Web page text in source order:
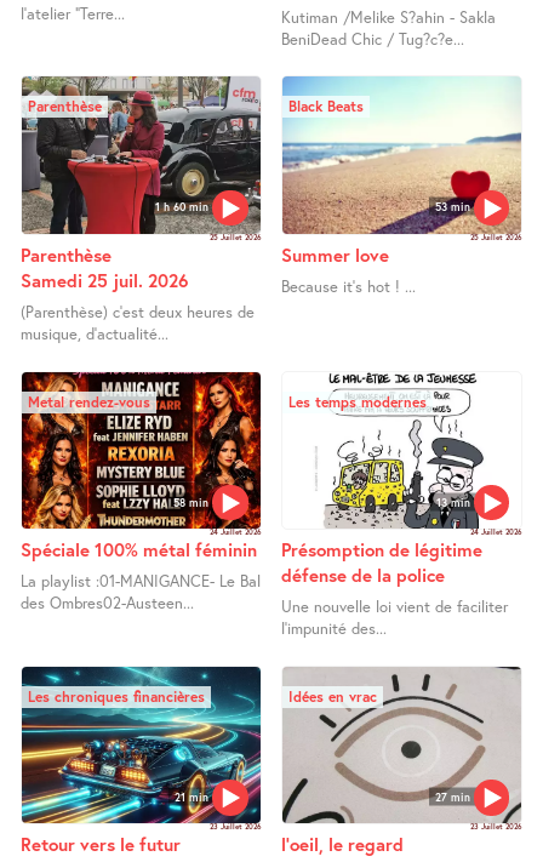
l’atelier "Terre...
Kutiman /Melike S?ahin - Sakla
BeniDead Chic / Tug?c?e...
1 h 60 min
Parenthèse
25 Juillet 2026
Parenthèse
Samedi 25 juil. 2026
(Parenthèse) c’est deux heures de
musique, d’actualité...
53 min
Black Beats
25 Juillet 2026
Summer love
Because it’s hot ! ...
58 min
Metal rendez-vous
24 Juillet 2026
Spéciale 100% métal féminin
La playlist :01-MANIGANCE- Le Bal
des Ombres02-Austeen...
13 min
Les temps modernes
24 Juillet 2026
Présomption de légitime
défense de la police
Une nouvelle loi vient de faciliter
l’impunité des...
21 min
Les chroniques financières
23 Juillet 2026
Retour vers le futur
27 min
Idées en vrac
23 Juillet 2026
l’oeil, le regard